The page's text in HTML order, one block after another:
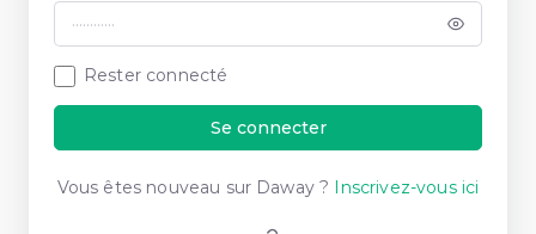
Rester connecté
Se connecter
Vous êtes nouveau sur Daway ? Inscrivez-vous ici